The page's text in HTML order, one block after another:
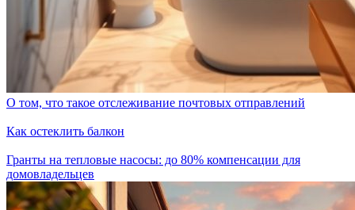
О том, что такое отслеживание почтовых отправлений
Как остеклить балкон
Гранты на тепловые насосы: до 80% компенсации для
домовладельцев